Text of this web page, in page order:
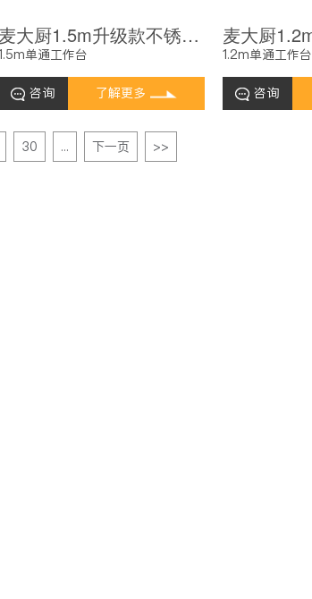
麦大厨1.5m升级款不锈钢工作台单通工作台带靠背
单通工作台
咨询 了解更多
1.2m单通工作台
咨询
30 ... 下一页 >>